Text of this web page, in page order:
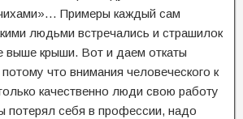
Примеры каждый сам
людьми встречались и страшилок
выше крыши. Вот и даем откаты
что внимания человеческого к
качественно люди свою работу
себя в профессии, надо